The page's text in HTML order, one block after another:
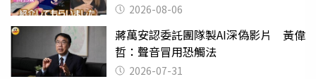
2026-08-06
蔣萬安認委託團隊製AI深偽影片 黃偉
哲：聲音冒用恐觸法
2026-07-31